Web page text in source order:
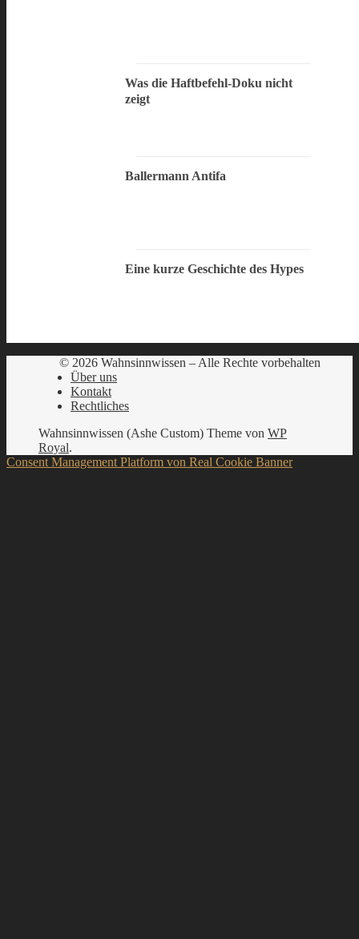
Was die Haftbefehl-Doku nicht
zeigt
Ballermann Antifa
Eine kurze Geschichte des Hypes
© 2026 Wahnsinnwissen – Alle Rechte vorbehalten
Über uns
Kontakt
Rechtliches
Wahnsinnwissen (Ashe Custom) Theme von WP
Royal.
Consent Management Platform von Real Cookie Banner